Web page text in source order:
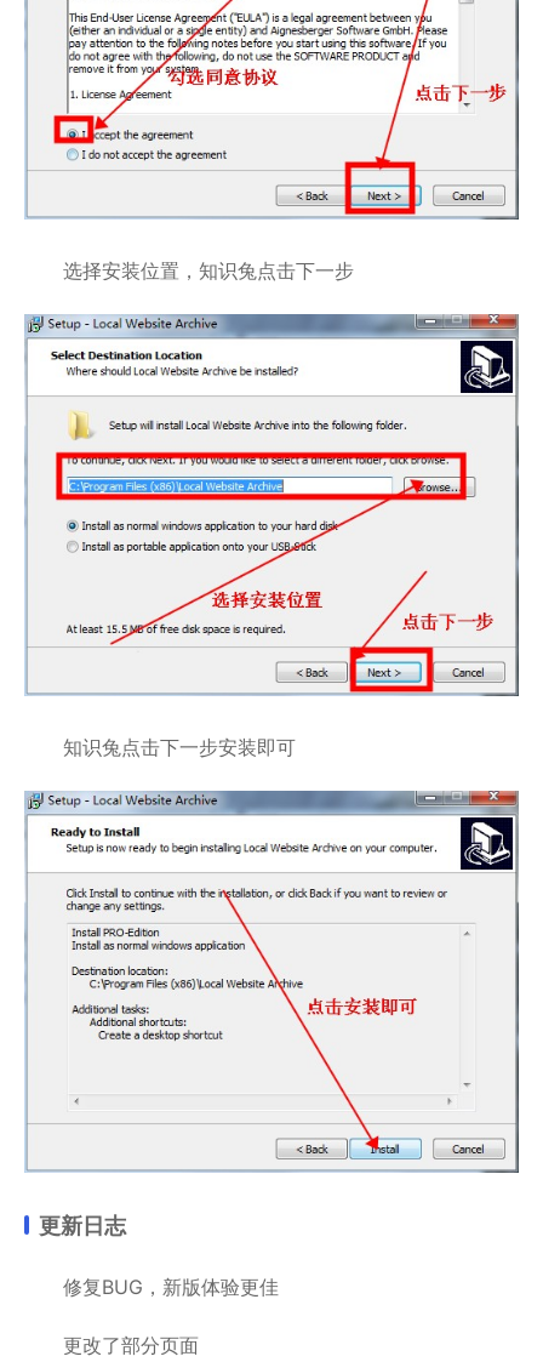
选择安装位置，知识兔点击下一步
知识兔点击下一步安装即可
更新日志
修复BUG，新版体验更佳
更改了部分页面